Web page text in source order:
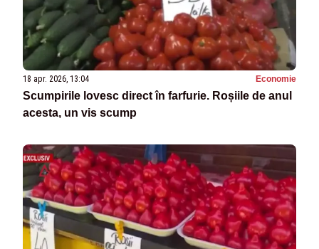
18 apr. 2026, 13:04 Economie
Scumpirile lovesc direct în farfurie. Roșiile de anul
acesta, un vis scump